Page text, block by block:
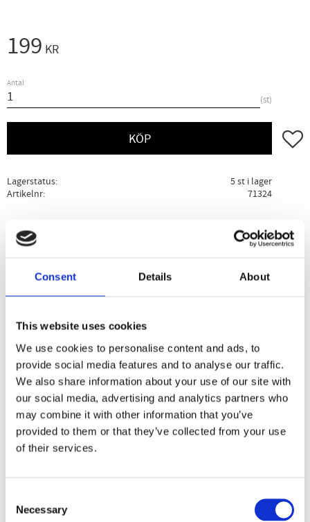
Consent Details About
This website uses cookies
We use cookies to personalise content and ads, to
provide social media features and to analyse our traffic.
We also share information about your use of our site with
our social media, advertising and analytics partners who
may combine it with other information that you’ve
provided to them or that they’ve collected from your use
of their services.
Selection
Necessary
199 KR
Antal
st
KÖP Lägg
Lagerstatus
5 st i lager
Artikelnr
71324
Ge ett omdöme!
Beskrivning Specifikation Användning
Krämen innehåller en hög andel ekologisk rapsolja med
vitamin E och omegafettsyror, vilka mjukgör samt tillför
huden extra fukt och näring under natten. Passar alla
hudtyper och är särskilt bra för mogen eller torr hy.
Dela med dig
Omdömen